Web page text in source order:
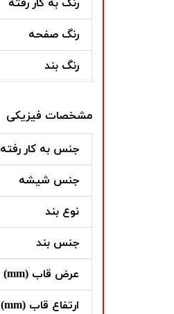
رنگ به کار رفته
رنگ صفحه
رنگ بند
مشخصات فیزیکی
جنس به کار رفته
جنس شیشه
نوع بند
جنس بند
عرض قاب (mm)
ارتفاع قاب (mm)